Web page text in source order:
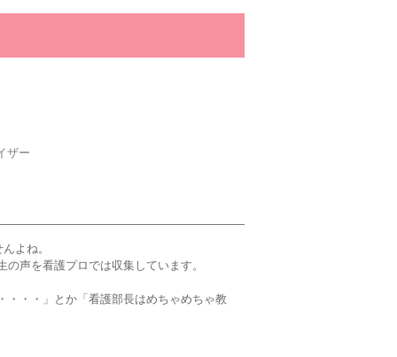
ザー
よね。
声を看護プロでは収集しています。
・・・」とか「看護部長はめちゃめちゃ教